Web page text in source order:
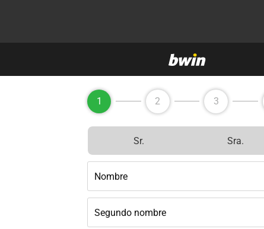
1 2 3
Sr. Sra.
Nombre
Segundo nombre